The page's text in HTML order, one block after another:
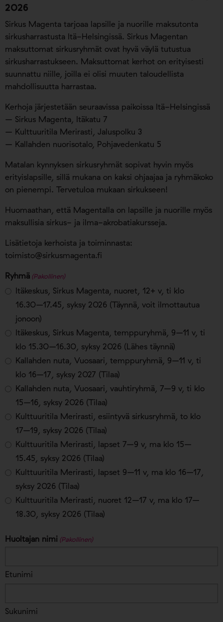
2026
Sirkus Magenta tarjoaa lapsille ja nuorille maksutonta
sirkusharrastusta Itä-Helsingissä. Sirkus Magentan
maksuttomat sirkusryhmät ovat hyvä väylä tutustua
sirkusharrastukseen. Maksuttomat kerhot on erityisesti
suunnattu niille, joilla ei olisi muuten taloudellista
mahdollisuutta harrastaa.
Kerhoja järjestetään seuraavissa paikoissa Itä-Helsingissä
– Sirkus Magenta, Itäkatu 7
– Kulttuuritila Merirasti, Jaluspolku 3
– Kallahden nuorisotalo, Pohjavedenkatu 5
Matalan kynnyksen sirkusryhmät sopivat hyvin myös
erityislapsille, sillä mukana on kaksi ohjaajaa ja ryhmäkoko
on pienempi. Tervetuloa mukaan sirkukseen!
Huomaathan, että Magentalla on lapsille ja nuorille myös
maksullisia sirkus- ja ilma-akrobatiakursseja.
Lisätietoja kerhoista ja toiminnasta:
toimisto@sirkusmagenta.fi
Ryhmä (Pakollinen)
Itäkeskus, Sirkus Magenta, nuoret, 12+ v, ti klo
16.30–17.45, syksy 2026 (Täynnä, voit ilmottautua
jonoon)
Itäkeskus, Sirkus Magenta, temppuryhmä, 9–11 v, ti
klo 15.30–16.30, syksy 2026 (Lähes täynnä)
Kallahden nuta, Vuosaari, temppuryhmä, 9–11 v, ti
klo 16–17, syksy 2027 (Tilaa)
Kallahden nuta, Vuosaari, vauhtiryhmä, 7–9 v, ti klo
15–16, syksy 2026 (Tilaa)
Kulttuuritila Merirasti, esiintyvä sirkusryhmä, to klo
17–19, syksy 2026 (Tilaa)
Kulttuuritila Merirasti, lapset 7–9 v, ma klo 15–
15.45, syksy 2026 (Tilaa)
Kulttuuritila Merirasti, lapset 9–11 v, ma klo 16–17,
syksy 2026 (Tilaa)
Kulttuuritila Merirasti, nuoret 12–17 v, ma klo 17–
18.30, syksy 2026 (Tilaa)
Huoltajan nimi (Pakollinen)
Etunimi
Sukunimi